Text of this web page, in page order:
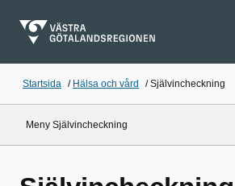
Startsida / Hälsa och vård /Självincheckning
Meny Självincheckning